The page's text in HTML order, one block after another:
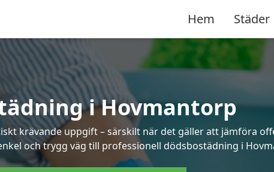
Hem Städer
i Hovmantorp
krävande uppgift – särskilt när det gäller att jämföra
och trygg väg till professionell dödsbostädning i